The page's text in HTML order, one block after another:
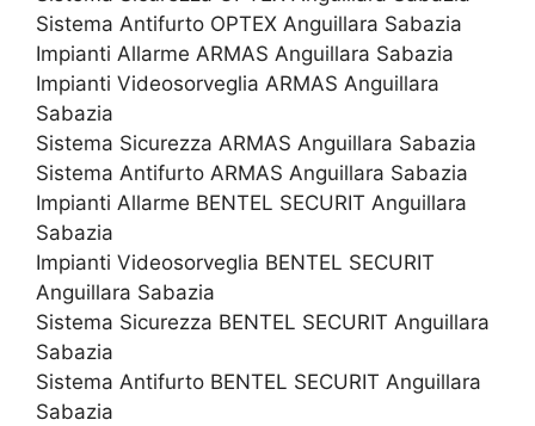
Sistema Antifurto OPTEX Anguillara Sabazia
Impianti Allarme ARMAS Anguillara Sabazia
Impianti Videosorveglia ARMAS Anguillara
Sabazia
Sistema Sicurezza ARMAS Anguillara Sabazia
Sistema Antifurto ARMAS Anguillara Sabazia
Impianti Allarme BENTEL SECURIT Anguillara
Sabazia
Impianti Videosorveglia BENTEL SECURIT
Anguillara Sabazia
Sistema Sicurezza BENTEL SECURIT Anguillara
Sabazia
Sistema Antifurto BENTEL SECURIT Anguillara
Sabazia